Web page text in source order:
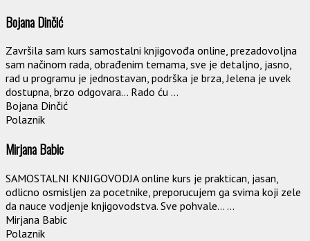
Bojana Dinčić
Završila sam kurs samostalni knjigovođa online, prezadovoljna
sam načinom rada, obrađenim temama, sve je detaljno, jasno,
rad u programu je jednostavan, podrška je brza, Jelena je uvek
dostupna, brzo odgovara… Rado ću ...
Bojana Dinčić
Polaznik
Mirjana Babic
SAMOSTALNI KNJIGOVODJA online kurs je praktican, jasan,
odlicno osmisljen za pocetnike, preporucujem ga svima koji zele
da nauce vodjenje knjigovodstva. Sve pohvale… ...
Mirjana Babic
Polaznik